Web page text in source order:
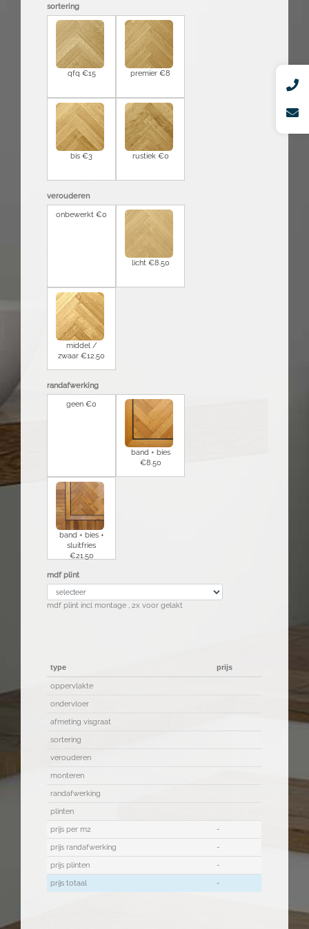
sortering
qfq €15 premier €8
bis €3 rustiek €0
verouderen
onbewerkt €0
licht €8.50
middel /
zwaar€12.50
randafwerking
geen €0
band + bies
€8.50
band + bies +
sluitfries
€21.50
mdf plint
mdf plint incl montage , 2x voor gelakt
type prijs
oppervlakte
ondervloer
afmeting visgraat
sortering
verouderen
monteren
randafwerking
plinten
prijs per m2
-
prijs randafwerking
-
prijs plinten
-
prijs totaal
-